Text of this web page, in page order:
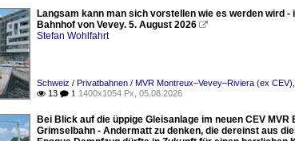
Langsam kann man sich vorstellen wie es werden wird -
Bahnhof von Vevey. 5. August 2026 
Stefan Wohlfahrt
Schweiz / Privatbahnen / MVR Montreux–Vevey–Riviera (ex CEV)
 13  1 1400x1054 Px, 05.08.2026
Bei Blick auf die üppige Gleisanlage im neuen CEV
Grimselbahn - Andermatt zu denken, die dereinst aus